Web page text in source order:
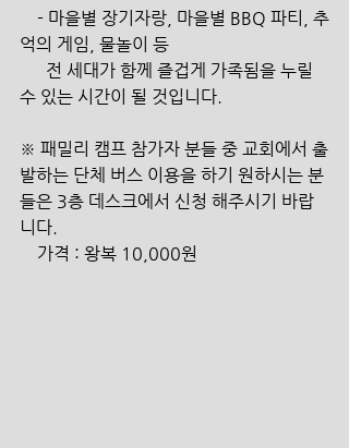
억의 게임, 물놀이 등
수 있는 시간이 될 것입니다.
※ 패밀리 캠프 참가자 분들 중 교회에서 출
발하는 단체 버스 이용을 하기 원하시는 분
들은 3층 데스크에서 신청 해주시기 바랍
니다.
    가격 : 왕복 10,000원